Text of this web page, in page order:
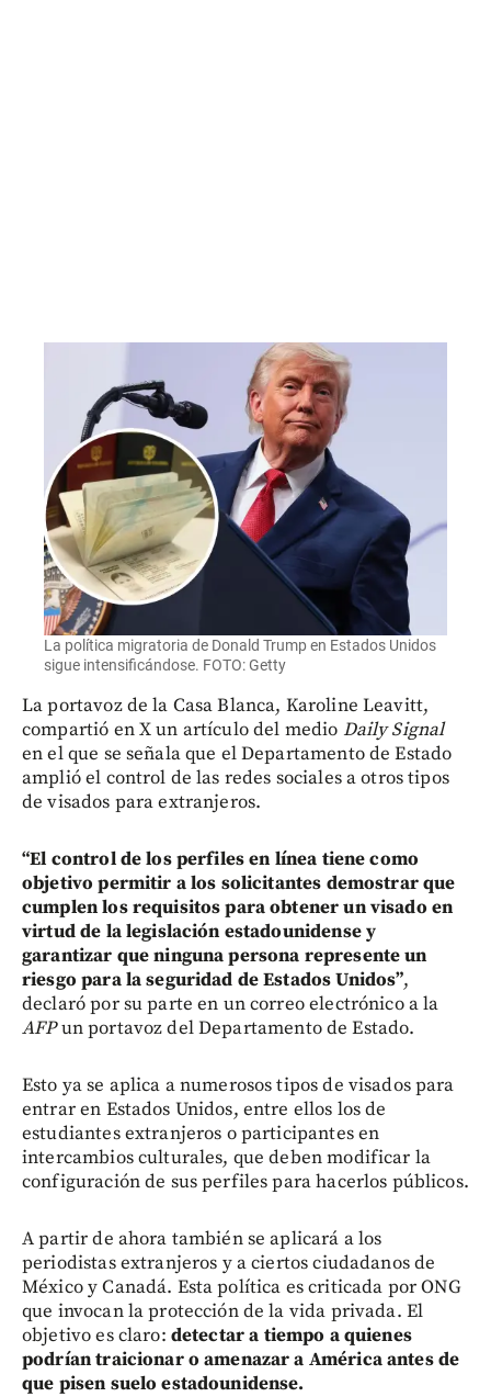
La política migratoria de Donald Trump en Estados Unidos
sigue intensificándose. FOTO: Getty
La portavoz de la Casa Blanca, Karoline Leavitt,
compartió en X un artículo del medio Daily Signal
en el que se señala que el Departamento de Estado
amplió el control de las redes sociales a otros tipos
de visados para extranjeros.
“El control de los perfiles en línea tiene como
objetivo permitir a los solicitantes demostrar que
cumplen los requisitos para obtener un visado en
virtud de la legislación estadounidense y
garantizar que ninguna persona represente un
riesgo para la seguridad de Estados Unidos”,
declaró por su parte en un correo electrónico a la
AFPun portavoz del Departamento de Estado.
Esto ya se aplica a numerosos tipos de visados para
entrar en Estados Unidos, entre ellos los de
estudiantes extranjeros o participantes en
intercambios culturales, que deben modificar la
configuración de sus perfiles para hacerlos públicos.
A partir de ahora también se aplicará a los
periodistas extranjeros y a ciertos ciudadanos de
México y Canadá. Esta política es criticada por ONG
que invocan la protección de la vida privada. El
objetivo es claro: detectar a tiempo a quienes
podrían traicionar o amenazar a América antes de
que pisen suelo estadounidense.